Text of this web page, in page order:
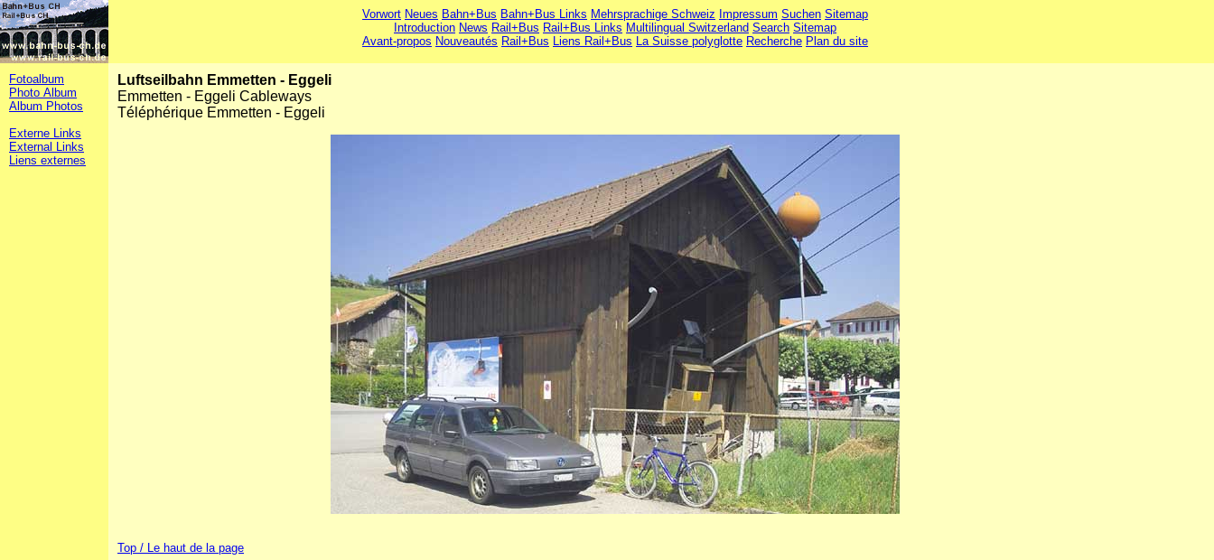
Vorwort Neues Bahn+Bus Bahn+Bus Links Mehrsprachige Schweiz Impressum Suchen Sitemap
Introduction News Rail+Bus Rail+Bus Links Multilingual Switzerland Search Sitemap
Avant-propos Nouveautés Rail+Bus Liens Rail+Bus La Suisse polyglotte Recherche Plan du site
Fotoalbum
Photo Album
Album Photos
Externe Links
External Links
Liens externes
Luftseilbahn Emmetten - Eggeli
Emmetten - Eggeli Cableways
Téléphérique Emmetten - Eggeli
Top / Le haut de la page